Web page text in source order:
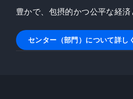
豊かで、包摂的かつ公平な経
センター（部門）について詳し